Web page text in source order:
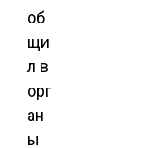
об
щи
л в
орг
ан
ы